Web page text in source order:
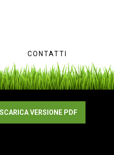
CONTATTI
SCARICA VERSIONE PDF